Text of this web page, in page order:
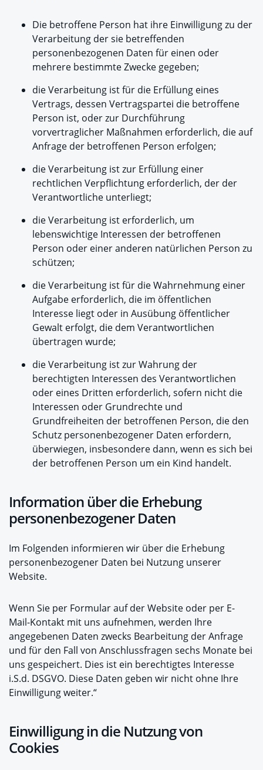
Die betroffene Person hat ihre Einwilligung zu der
Verarbeitung der sie betreffenden
personenbezogenen Daten für einen oder
mehrere bestimmte Zwecke gegeben;
die Verarbeitung ist für die Erfüllung eines
Vertrags, dessen Vertragspartei die betroffene
Person ist, oder zur Durchführung
vorvertraglicher Maßnahmen erforderlich, die auf
Anfrage der betroffenen Person erfolgen;
die Verarbeitung ist zur Erfüllung einer
rechtlichen Verpflichtung erforderlich, der der
Verantwortliche unterliegt;
die Verarbeitung ist erforderlich, um
lebenswichtige Interessen der betroffenen
Person oder einer anderen natürlichen Person zu
schützen;
die Verarbeitung ist für die Wahrnehmung einer
Aufgabe erforderlich, die im öffentlichen
Interesse liegt oder in Ausübung öffentlicher
Gewalt erfolgt, die dem Verantwortlichen
übertragen wurde;
die Verarbeitung ist zur Wahrung der
berechtigten Interessen des Verantwortlichen
oder eines Dritten erforderlich, sofern nicht die
Interessen oder Grundrechte und
Grundfreiheiten der betroffenen Person, die den
Schutz personenbezogener Daten erfordern,
überwiegen, insbesondere dann, wenn es sich bei
der betroffenen Person um ein Kind handelt.
Information über die Erhebung
personenbezogener Daten
Im Folgenden informieren wir über die Erhebung
personenbezogener Daten bei Nutzung unserer
Website.
Wenn Sie per Formular auf der Website oder per E-
Mail-Kontakt mit uns aufnehmen, werden Ihre
angegebenen Daten zwecks Bearbeitung der Anfrage
und für den Fall von Anschlussfragen sechs Monate bei
uns gespeichert. Dies ist ein berechtigtes Interesse
i.S.d. DSGVO. Diese Daten geben wir nicht ohne Ihre
Einwilligung weiter.“
Einwilligung in die Nutzung von
Cookies